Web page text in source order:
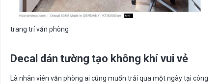
trang trí văn phòng
Decal dán tường tạo không khí vui vẻ
Là nhân viên văn phòng ai cũng muốn trải qua một ngày tại công